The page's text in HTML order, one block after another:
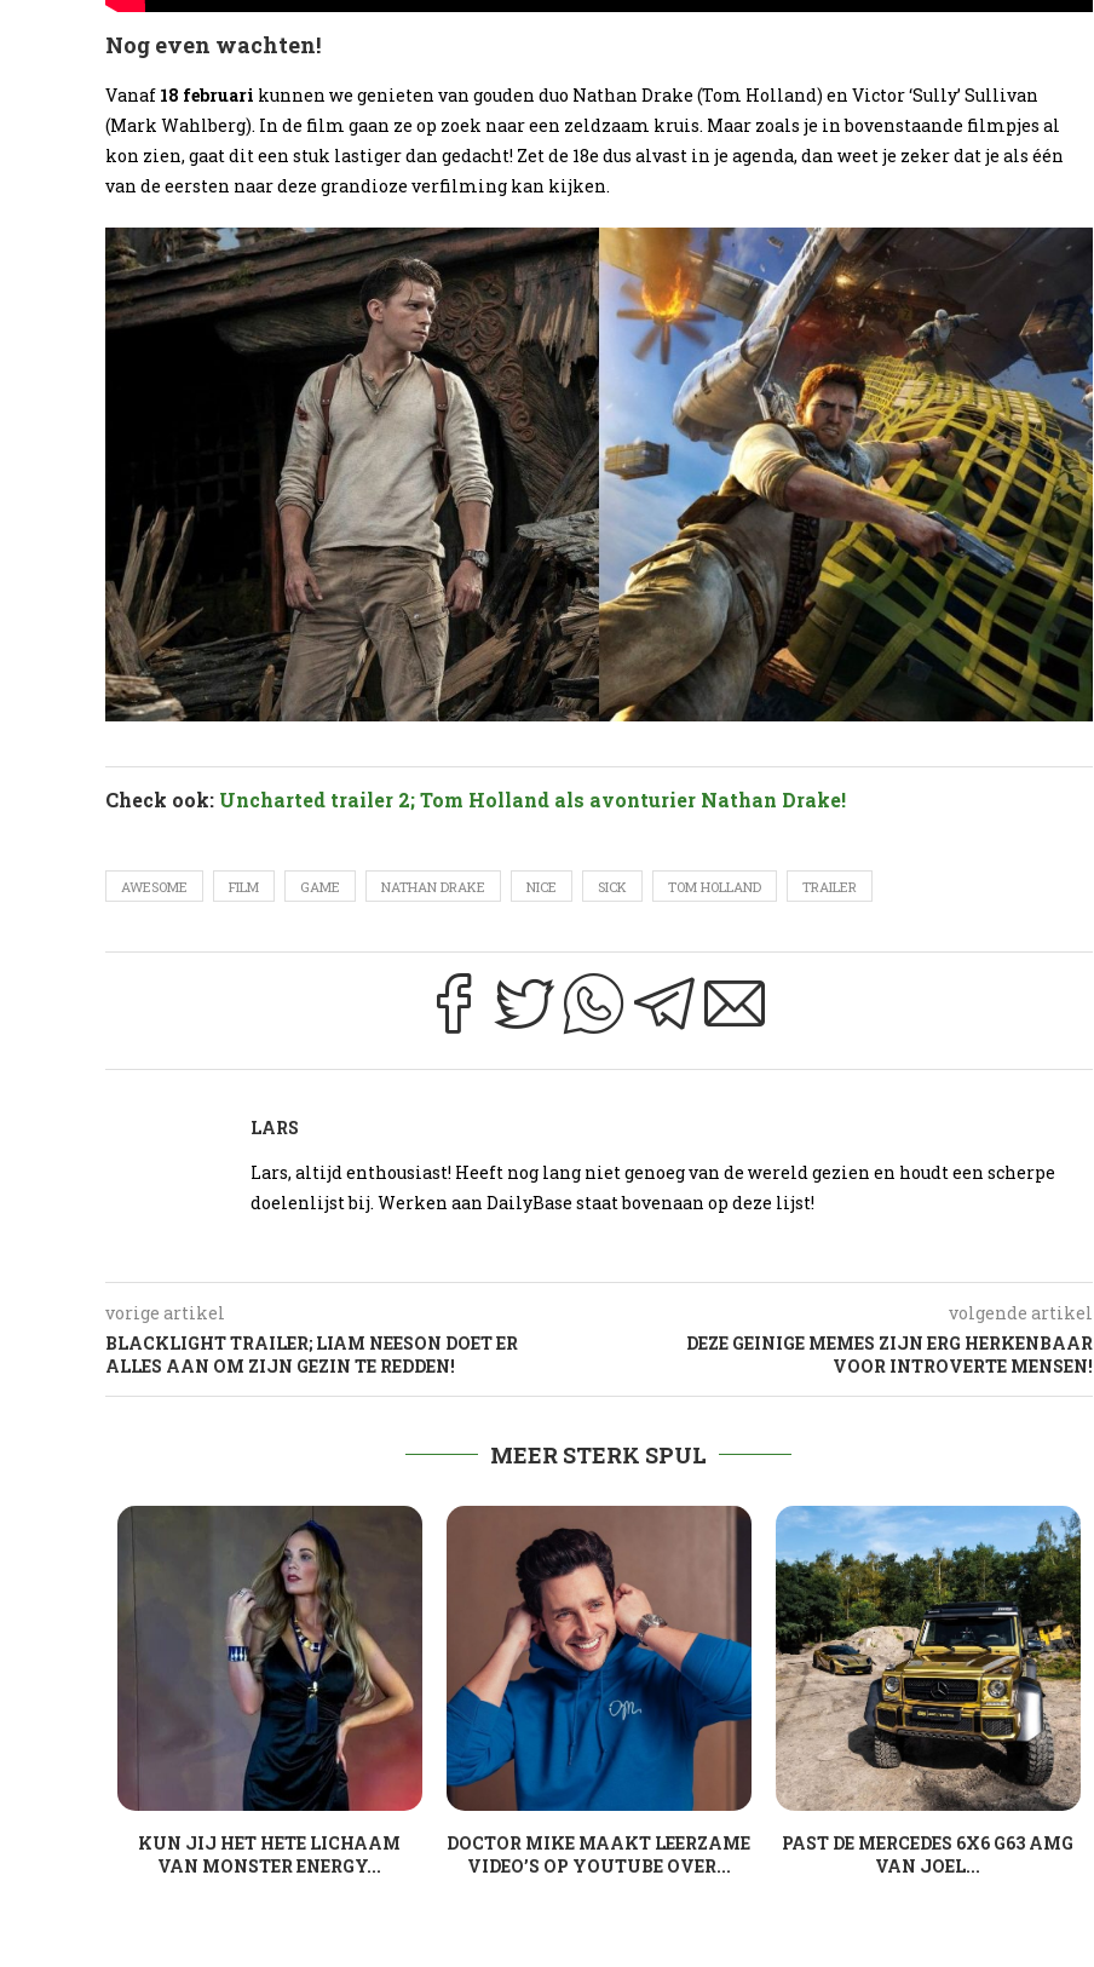
Nog even wachten!
Vanaf 18 februari kunnen we genieten van gouden duo Nathan Drake (Tom Holland) en Victor ‘Sully’ Sullivan
(Mark Wahlberg). In de film gaan ze op zoek naar een zeldzaam kruis. Maar zoals je in bovenstaande filmpjes al
kon zien, gaat dit een stuk lastiger dan gedacht! Zet de 18e dus alvast in je agenda, dan weet je zeker dat je als één
van de eersten naar deze grandioze verfilming kan kijken.
Check ook: Uncharted trailer 2; Tom Holland als avonturier Nathan Drake!
AWESOME FILM GAME NATHAN DRAKE NICE SICK TOM HOLLAND TRAILER
LARS
Lars, altijd enthousiast! Heeft nog lang niet genoeg van de wereld gezien en houdt een scherpe
doelenlijst bij. Werken aan DailyBase staat bovenaan op deze lijst!
vorige artikel
BLACKLIGHT TRAILER; LIAM NEESON DOET ER
ALLES AAN OM ZIJN GEZIN TE REDDEN!
volgende artikel
DEZE GEINIGE MEMES ZIJN ERG HERKENBAAR
VOOR INTROVERTE MENSEN!
MEER STERK SPUL
KUN JIJ HET HETE LICHAAM
VAN MONSTER ENERGY...
DOCTOR MIKE MAAKT LEERZAME
VIDEO’S OP YOUTUBE OVER...
PAST DE MERCEDES 6X6 G63 AMG
VAN JOEL...